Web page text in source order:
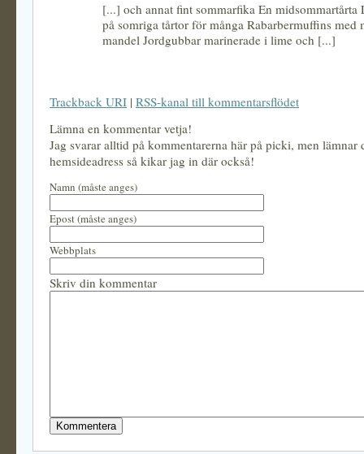
[...] och annat fint sommarfika En midsommartårta
på somriga tårtor för många Rabarbermuffins med
mandel Jordgubbar marinerade i lime och [...]
Trackback URI | RSS-kanal till kommentarsflödet
Lämna en kommentar vetja!
Jag svarar alltid på kommentarerna här på picki, men lämnar
hemsideadress så kikar jag in där också!
Namn (måste anges)
Epost (måste anges)
Webbplats
Skriv din kommentar